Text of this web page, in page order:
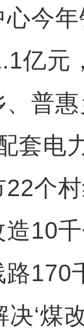
今
亿元
、普
套电
个
10
170
‘煤